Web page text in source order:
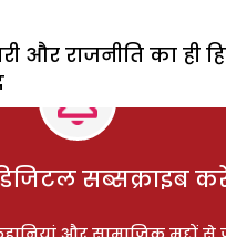
और राजनीति का ही
सब्सक्राइब